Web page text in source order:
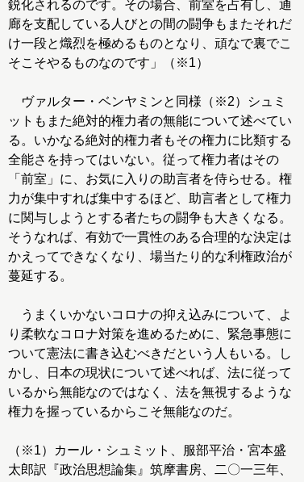
鋭化されるのです。その場合、前室を占有し、通
廊を支配している人びとの間の闘争もまたそれだ
け一段と熾烈を極めるものとなり、頑なで裏でこ
そこそやるものなのです」（※1）
ヴァルター・ベンヤミンと同様（※2）シュミ
ットもまた絶対的権力者の無能について述べてい
る。いかなる絶対的権力者もその権力に比類する
全能さを持ってはいない。従って権力者はその
「前室」に、お気に入りの助言者を侍らせる。権
力が集中すれば集中するほど、助言者として権力
に関与しようとする者たちの闘争も大きくなる。
そうなれば、有効で一貫性のある合理的な決定は
かえってできなくなり、場当たり的な利権政治が
蔓延する。
うまくいかないコロナの抑え込みについて、よ
り柔軟なコロナ対策を進めるために、緊急事態に
ついて憲法に書き込むべきだという人もいる。し
かし、日本の現状について述べれば、法に従って
いるから無能なのではなく、法を無視するような
権力を握っているからこそ無能なのだ。
（※1）カール・シュミット、服部平治・宮本盛
太郎訳『政治思想論集』筑摩書房、二〇一三年、